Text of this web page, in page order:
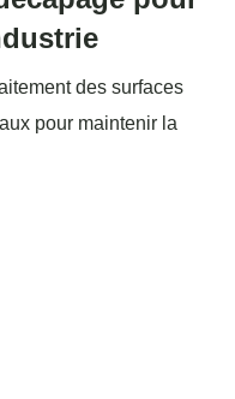
des surfaces
pour maintenir la